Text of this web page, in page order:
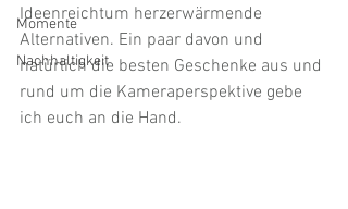
Momente
Nachhaltigkeit
Ideenreichtum herzerwärmende
Alternativen. Ein paar davon und
natürlich die besten Geschenke aus und
rund um die Kameraperspektive gebe
ich euch an die Hand.